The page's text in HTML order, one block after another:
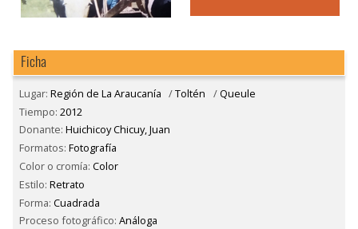
Ficha
Lugar: Región de La Araucanía /Toltén /Queule
Tiempo: 2012
Donante: Huichicoy Chicuy, Juan
Formatos: Fotografía
Color o cromía: Color
Estilo: Retrato
Forma: Cuadrada
Proceso fotográfico: Análoga